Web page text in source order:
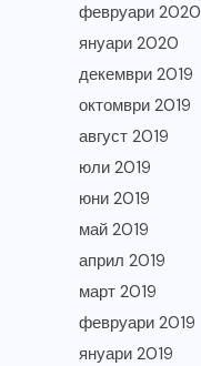
февруари 2020
януари 2020
декември 2019
октомври 2019
август 2019
юли 2019
юни 2019
май 2019
април 2019
март 2019
февруари 2019
януари 2019